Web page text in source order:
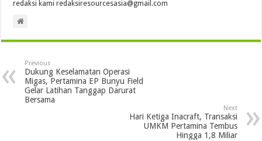
redaksi kami redaksiresourcesasia@gmail.com
Previous
Dukung Keselamatan Operasi
Migas, Pertamina EP Bunyu Field
Gelar Latihan Tanggap Darurat
Bersama
Next
Hari Ketiga Inacraft, Transaksi
UMKM Pertamina Tembus
Hingga 1,8 Miliar